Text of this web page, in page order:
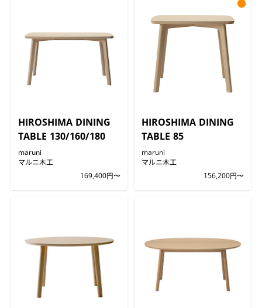
HIROSHIMA DINING
TABLE 130/160/180
maruni
マルニ木工
169,400円〜
HIROSHIMA DINING
TABLE 85
maruni
マルニ木工
156,200円〜
●